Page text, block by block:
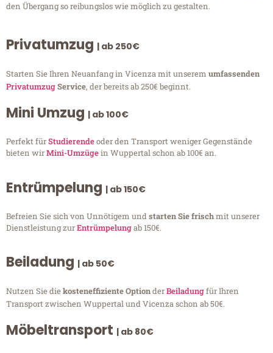
den Übergang so reibungslos wie möglich zu gestalten.
Privatumzug | ab 250€
Starten Sie Ihren Neuanfang in Vicenza mit unserem umfassenden
PrivatumzugService, der bereits ab 250€ beginnt.
Mini Umzug | ab 100€
Perfekt fürStudierendeoder den Transport weniger Gegenstände
bieten wirMini-Umzügein Wuppertal schon ab 100€ an.
Entrümpelung | ab 150€
Befreien Sie sich von Unnötigem undstarten Sie frischmit unserer
Dienstleistung zurEntrümpelungab 150€.
Beiladung | ab 50€
Nutzen Sie diekosteneffiziente OptionderBeiladungfür Ihren
Transport zwischen Wuppertal und Vicenza schon ab 50€.
Möbeltransport | ab 80€